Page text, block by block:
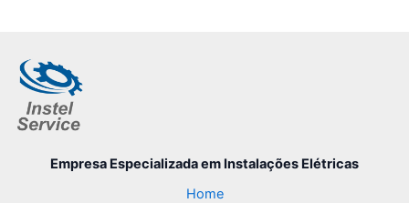
Empresa Especializadaem Instalações Elétricas
Home